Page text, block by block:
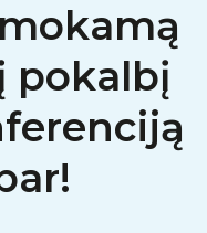
pokalbį